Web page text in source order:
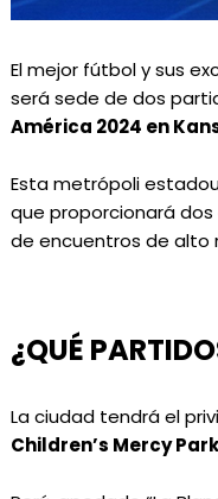
El mejor fútbol y sus
será sede de dos
América 2024 en
Esta metrópoli
que proporcionará dos
de encuentros de alto
¿QUÉ
La ciudad tendrá el
Children’s Mercy Park